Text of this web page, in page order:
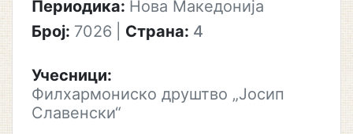
Периодика: Нова Македонија
Број: 7026 Страна: 4
Учесници:
Филхармониско друштво „Јосип
Славенски“